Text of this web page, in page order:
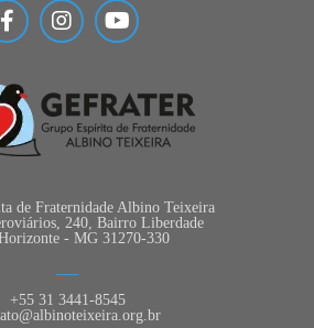
de Fraternidade Albino Teixeira
240, Bairro Liberdade
- MG 31270-330
+55 31 3441-8545